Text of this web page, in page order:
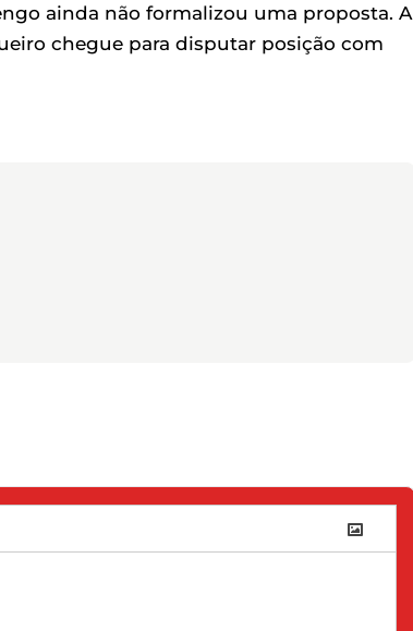
ainda não formalizou uma proposta. A
chegue para disputar posição com